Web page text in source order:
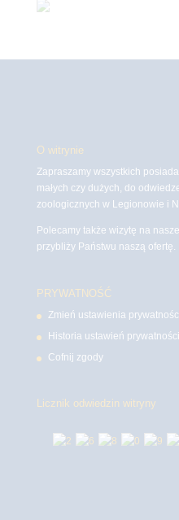
O witrynie
Zapraszamy wszystkich
małych czy dużych, do
zoologicznych w Legionowie i
Polecamy także wizytę na
przybliży Państwu naszą ofertę.
PRYWATNOŚĆ
Zmień ustawienia
Historia ustawień prywatności
Cofnij zgody
Licznik odwiedzin witryny